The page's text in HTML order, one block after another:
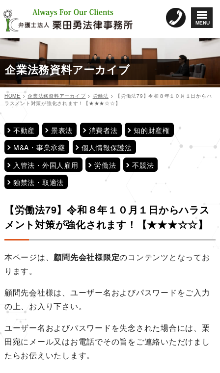
MENU
ン
テ
ン
へ
ス
キ
ッ
プ
企業法務資料アーカイブ
HOME >企業法務資料アーカイブ > 労働法 >
【労働法79】令和８年１０月１日からハ
ラスメント対策が強化されます！【★★★☆☆】
不動産 景表法 消費者法
知的財産権
M&A・事業承継
個人情報保護法
入管法・外国人雇用
労働法
不競法
独禁法・取適法
【労働法79】令和８年１０月１日からハラス
メント対策が強化されます！【★★★☆☆】
本ページは、顧問先会社様限定のコンテンツとなってお
ります。
顧問先会社様は、ユーザー名およびパスワードをご入力
の上、お入り下さい。
ユーザー名およびパスワードを失念された場合には、栗
田宛にメール又はお電話でその旨をご連絡いただけまし
たらお伝えいたします。
投
稿
ナ
ビ
ゲ
ー
シ
ョ
ン